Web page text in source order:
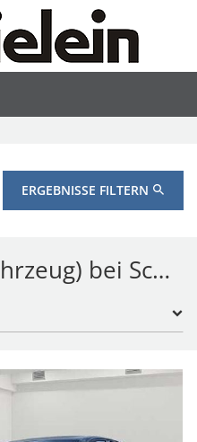
ERGEBNISSE FILTERN
5 Opel (Vorführfahrzeug) bei Schielein Autohaus GmbH & Co. KG